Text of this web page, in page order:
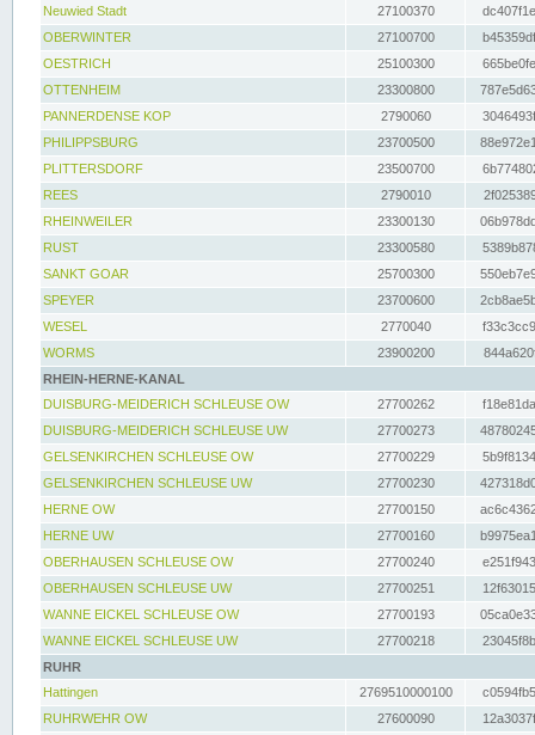
Neuwied Stadt
27100370
OBERWINTER
27100700
OESTRICH
25100300
OTTENHEIM
23300800
PANNERDENSE KOP
2790060
PHILIPPSBURG
23700500
PLITTERSDORF
23500700
REES
2790010
RHEINWEILER
23300130
RUST
23300580
SANKT GOAR
25700300
SPEYER
23700600
WESEL
2770040
WORMS
23900200
RHEIN-HERNE-KANAL
DUISBURG-MEIDERICH SCHLEUSE OW
27700262
DUISBURG-MEIDERICH SCHLEUSE UW
27700273
GELSENKIRCHEN SCHLEUSE OW
27700229
GELSENKIRCHEN SCHLEUSE UW
27700230
HERNE OW
27700150
HERNE UW
27700160
OBERHAUSEN SCHLEUSE OW
27700240
OBERHAUSEN SCHLEUSE UW
27700251
WANNE EICKEL SCHLEUSE OW
27700193
WANNE EICKEL SCHLEUSE UW
27700218
RUHR
Hattingen
2769510000100
RUHRWEHR OW
27600090